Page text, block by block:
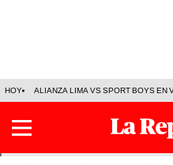
HOY ALIANZA LIMA VS SPORT BOYS EN